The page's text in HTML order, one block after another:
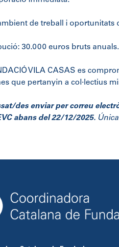
de treball i
30.000 euros bruts anuals.
VILA CASAS es
que pertanyin a col·lectius
des enviar per correu
abans del22/12/2025.